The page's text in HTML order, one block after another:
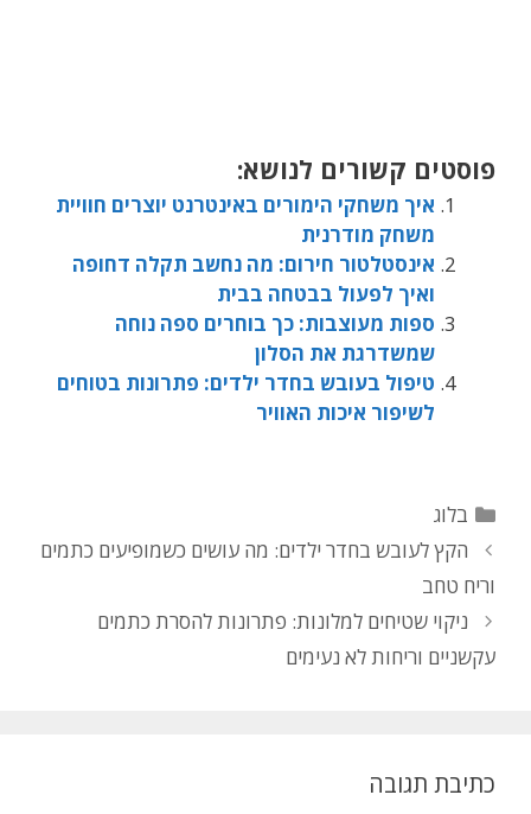
פוסטים קשורים לנושא:
איך משחקי הימורים באינטרנט יוצרים חוויית
משחק מודרנית
אינסטלטור חירום: מה נחשב תקלה דחופה
ואיך לפעול בבטחה בבית
ספות מעוצבות: כך בוחרים ספה נוחה
שמשדרגת את הסלון
טיפול בעובש בחדר ילדים: פתרונות בטוחים
לשיפור איכות האוויר
בלוג
הקץ לעובש בחדר ילדים: מה עושים כשמופיעים כתמים
וריח טחב
ניקוי שטיחים למלונות: פתרונות להסרת כתמים
עקשניים וריחות לא נעימים
כתיבת תגובה